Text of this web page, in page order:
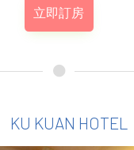
立即訂房
KU KUAN HOTEL